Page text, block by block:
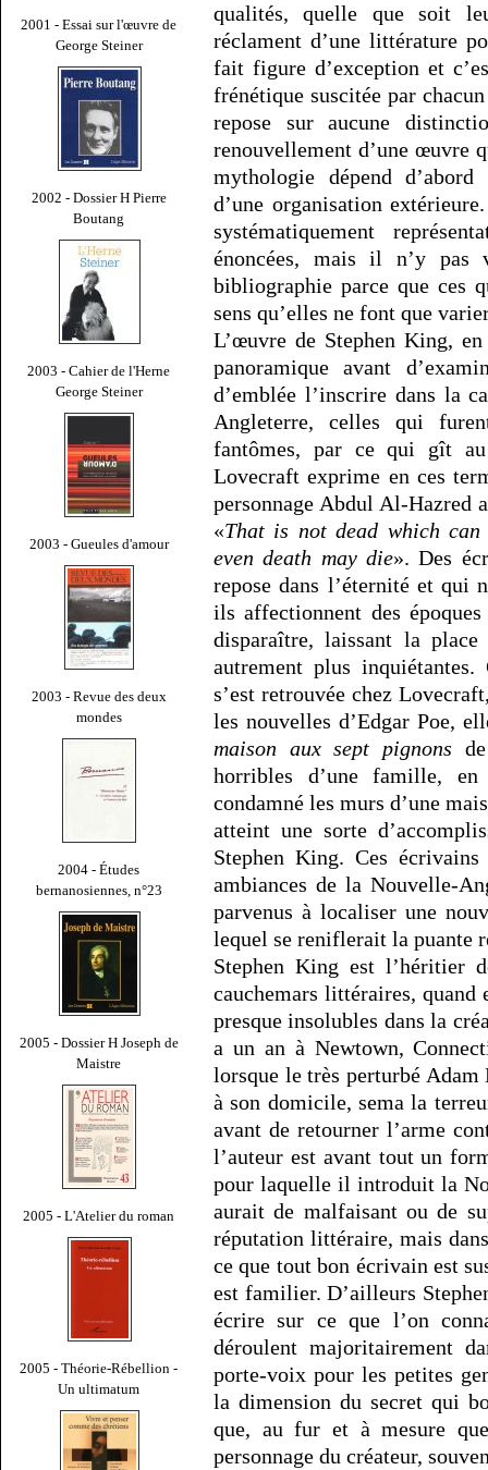
2001 - Essai sur l'œuvre de
George Steiner
2002 - Dossier H Pierre
Boutang
2003 - Cahier de l'Herne
George Steiner
2003 - Gueules d'amour
2003 - Revue des deux
mondes
2004 - Études
bernanosiennes, n°23
2005 - Dossier H Joseph de
Maistre
2005 - L'Atelier du roman
2005 - Théorie-Rébellion -
Un ultimatum
qualités, quelle que soit
réclament d’une littérature
fait figure d’exception et
frénétique suscitée par
repose sur aucune
renouvellement d’une œuvre
mythologie dépend d’abord
d’une organisation
systématiquement
énoncées, mais il n’y pas
bibliographie parce que ces
sens qu’elles ne font que
L’œuvre de Stephen King,
panoramique avant
d’emblée l’inscrire dans la
Angleterre, celles qui
fantômes, par ce qui gît
Lovecraft exprime en ces
personnage Abdul Al-Hazred
«That is not dead which
even death may die». Des
repose dans l’éternité et qui
ils affectionnent des
disparaître, laissant la
autrement plus
s’est retrouvée chez
les nouvelles d’Edgar Poe,
maison aux sept pignons
horribles d’une famille,
condamné les murs d’une
atteint une sorte
Stephen King. Ces
ambiances de la Nouvelle-
parvenus à localiser une
lequel se reniflerait la puante
Stephen King est l’héritier
cauchemars littéraires, quand
presque insolubles dans la
a un an à Newtown,
lorsque le très perturbé Adam
à son domicile, sema la
avant de retourner l’arme
l’auteur est avant tout un
pour laquelle il introduit la
aurait de malfaisant ou de
réputation littéraire, mais
ce que tout bon écrivain est
est familier. D’ailleurs
écrire sur ce que l’on
déroulent majoritairement
porte-voix pour les petites
la dimension du secret qui
que, au fur et à mesure
personnage du créateur,